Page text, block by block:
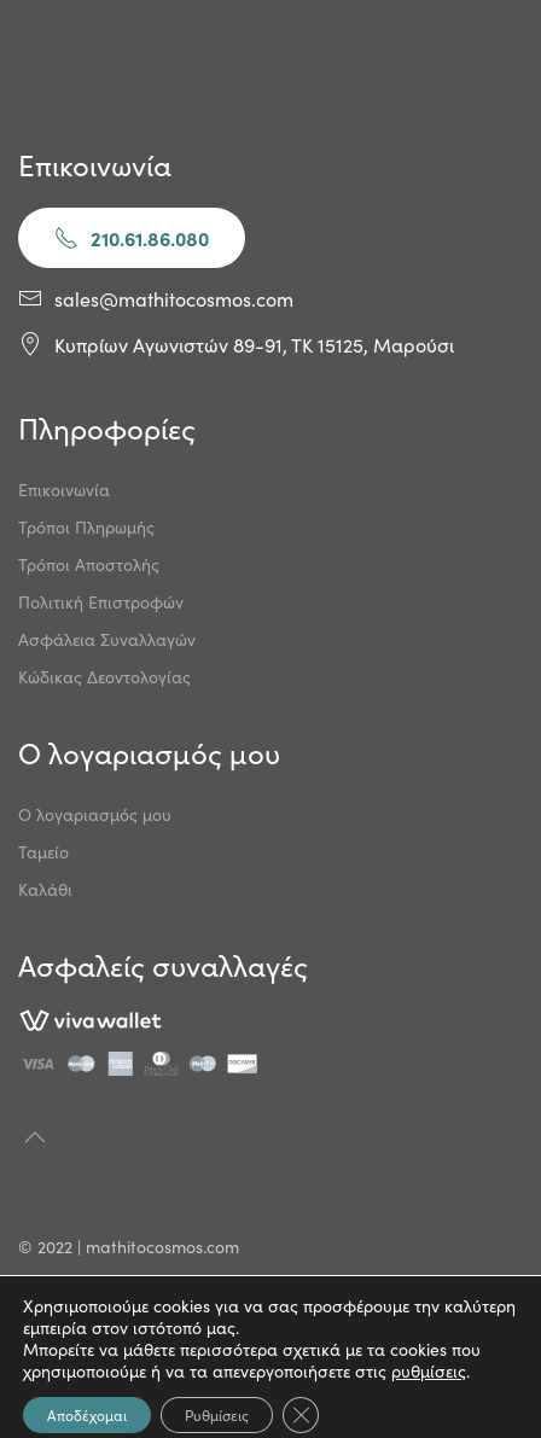
Επικοινωνία
210.61.86.080
sales@mathitocosmos.com
Κυπρίων Αγωνιστών 89-91, ΤΚ 15125, Μαρούσι
Πληροφορίες
Επικοινωνία
Τρόποι Πληρωμής
Τρόποι Αποστολής
Πολιτική Επιστροφών
Ασφάλεια Συναλλαγών
Κώδικας Δεοντολογίας
Ο λογαριασμός μου
Ο λογαριασμός μου
Ταμείο
Καλάθι
Ασφαλείς συναλλαγές
© 2022 | mathitocosmos.com
Όροι Χρήσης
Χρησιμοποιούμε cookies για να σας προσφέρουμε την καλύτερη
εμπειρία στον ιστότοπό μας.
Μπορείτε να μάθετε περισσότερα σχετικά με τα cookies που
χρησιμοποιούμε ή να τα απενεργοποιήσετε στις ρυθμίσεις.
Αποδέχομαι Ρυθμίσεις Κλείσιμο του Cookie banner